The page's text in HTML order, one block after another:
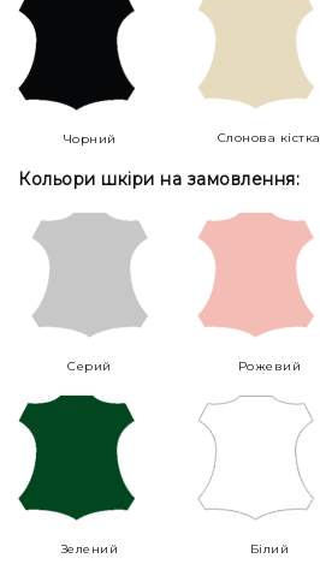
Чорний Слонова кістка
Кольори шкіри на замовлення:
Серий Рожевий
Зелений Білий